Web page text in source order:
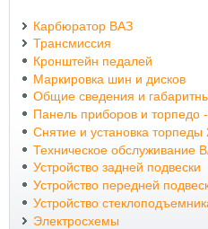
Карбюратор ВАЗ
Трансмиссия
Кронштейн педалей
Маркировка шин и дисков
Общие сведения и
Панель приборов и торпедо -
Снятие и установка торпеды
Техническое обслуживание
Устройство задней подвески
Устройство передней
Устройство
Электросхемы